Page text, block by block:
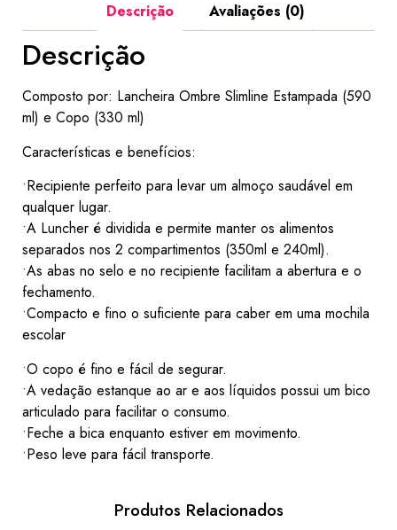
Descrição Avaliações (0)
Descrição
Composto por: Lancheira Ombre Slimline Estampada (590
ml) e Copo (330 ml)
Características e benefícios:
•Recipiente perfeito para levar um almoço saudável em
qualquer lugar.
•A Luncher é dividida e permite manter os alimentos
separados nos 2 compartimentos (350ml e 240ml).
•As abas no selo e no recipiente facilitam a abertura e o
fechamento.
•Compacto e fino o suficiente para caber em uma mochila
escolar
•O copo é fino e fácil de segurar.
•A vedação estanque ao ar e aos líquidos possui um bico
articulado para facilitar o consumo.
•Feche a bica enquanto estiver em movimento.
•Peso leve para fácil transporte.
Produtos Relacionados